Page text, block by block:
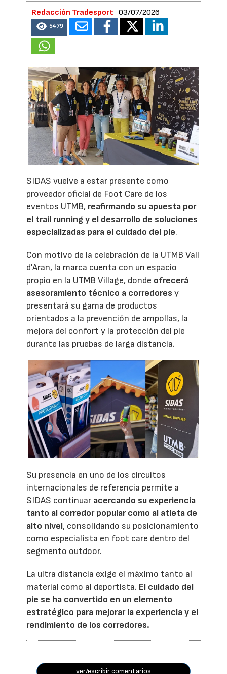
Redacción Tradesport 03/07/2026
5479
SIDAS vuelve a estar presente como
proveedor oficial de Foot Care de los
eventos UTMB, reafirmando su apuesta por
el trail running y el desarrollo de soluciones
especializadas para el cuidado del pie.
Con motivo de la celebración de la UTMB Vall
d'Aran, la marca cuenta con un espacio
propio en la UTMB Village, donde ofrecerá
asesoramiento técnico a corredores y
presentará su gama de productos
orientados a la prevención de ampollas, la
mejora del confort y la protección del pie
durante las pruebas de larga distancia.
Su presencia en uno de los circuitos
internacionales de referencia permite a
SIDAS continuar acercando su experiencia
tanto al corredor popular como al atleta de
alto nivel, consolidando su posicionamiento
como especialista en foot care dentro del
segmento outdoor.
La ultra distancia exige el máximo tanto al
material como al deportista. El cuidado del
pie se ha convertido en un elemento
estratégico para mejorar la experiencia y el
rendimiento de los corredores.
ver/escribir comentarios